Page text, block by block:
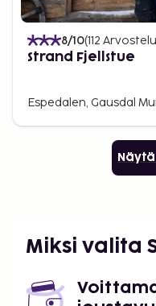
8/10(112
Strand Fjellstue
Espedalen, Gausdal
Miksi valita